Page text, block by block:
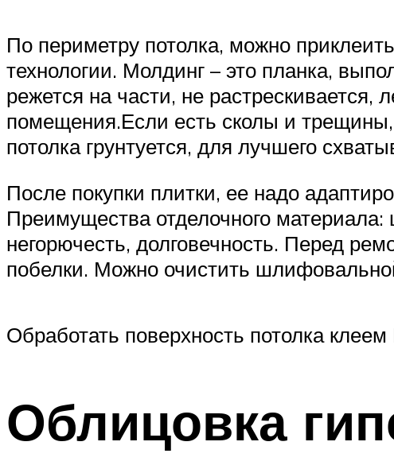
По периметру потолка, можно
технологии. Молдинг – это планка,
режется на части, не растрескивается,
помещения.Если есть сколы и
потолка грунтуется, для лучшего
После покупки плитки, ее надо
Преимущества отделочного материала:
негорючесть, долговечность. Перед
побелки. Можно очистить
Обработать поверхность потолка
Облицовка